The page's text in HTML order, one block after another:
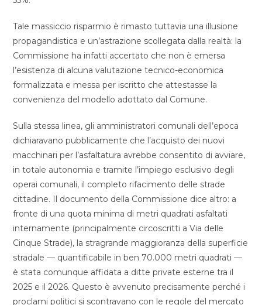
Tale massiccio risparmio è rimasto tuttavia una illusione
propagandistica e un’astrazione scollegata dalla realtà: la
Commissione ha infatti accertato che non è emersa
l’esistenza di alcuna valutazione tecnico-economica
formalizzata e messa per iscritto che attestasse la
convenienza del modello adottato dal Comune.
Sulla stessa linea, gli amministratori comunali dell’epoca
dichiaravano pubblicamente che l’acquisto dei nuovi
macchinari per l’asfaltatura avrebbe consentito di avviare,
in totale autonomia e tramite l’impiego esclusivo degli
operai comunali, il completo rifacimento delle strade
cittadine. Il documento della Commissione dice altro: a
fronte di una quota minima di metri quadrati asfaltati
internamente (principalmente circoscritti a Via delle
Cinque Strade), la stragrande maggioranza della superficie
stradale — quantificabile in ben 70.000 metri quadrati —
è stata comunque affidata a ditte private esterne tra il
2025 e il 2026. Questo è avvenuto precisamente perché i
proclami politici si scontravano con le regole del mercato